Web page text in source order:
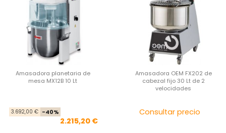
Amasadora planetaria de
mesa MX12B 10 Lt
3.692,00 € -40%
2.215,20 €
Amasadora OEM FX202 de
cabezal fijo 30 Lt de 2
velocidades
Consultar precio